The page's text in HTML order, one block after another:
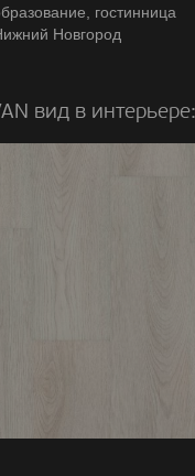
гостинница
Новгород
вид в интерьере: